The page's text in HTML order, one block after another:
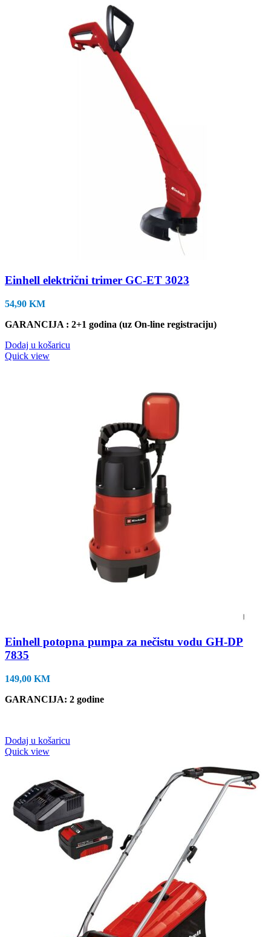
Einhell električni trimer GC-ET 3023
54,90 KM
GARANCIJA : 2+1 godina (uz On-line registraciju)
Dodaj u košaricu
Quick view
Einhell potopna pumpa za nečistu vodu GH-DP
7835
149,00 KM
GARANCIJA: 2 godine
Dodaj u košaricu
Quick view